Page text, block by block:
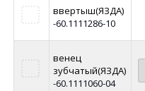
ввертыш(ЯЗДА)
-60.1111286-10
венец
зубчатый(ЯЗДА)
-60.1111060-04